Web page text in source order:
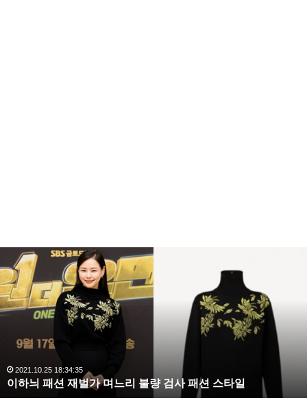
수
해
라
김
완
벽
한
2020.10.03 10:59:30
복수해라 김사랑, 완벽한 S라인 몸매 시선 압도